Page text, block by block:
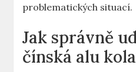
problematických situací.
Jak správně
čínská alu